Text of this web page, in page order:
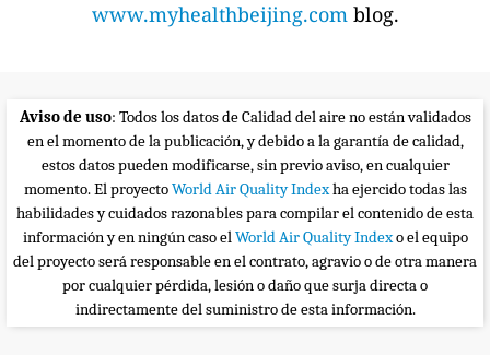
www.myhealthbeijing.com blog.
Aviso de uso: Todos los datos de Calidad del aire no están validados
en el momento de la publicación, y debido a la garantía de calidad,
estos datos pueden modificarse, sin previo aviso, en cualquier
momento. El proyectoWorld Air Quality Indexha ejercido todas las
habilidades y cuidados razonables para compilar el contenido de esta
información y en ningún caso elWorld Air Quality Indexo el equipo
del proyecto será responsable en el contrato, agravio o de otra manera
por cualquier pérdida, lesión o daño que surja directa o
indirectamente del suministro de esta información.